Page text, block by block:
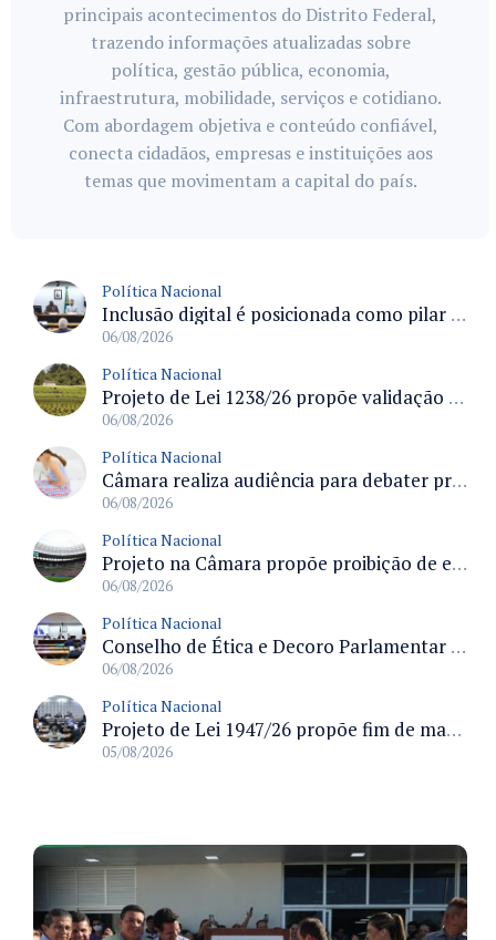
principais acontecimentos do Distrito Federal,
trazendo informações atualizadas sobre
política, gestão pública, economia,
infraestrutura, mobilidade, serviços e cotidiano.
Com abordagem objetiva e conteúdo confiável,
conecta cidadãos, empresas e instituições aos
temas que movimentam a capital do país.
Política Nacional
Inclusão digital é posicionada como pilar essencial da reurbanização de favelas e periferias
06/08/2026
Política Nacional
Projeto de Lei 1238/26 propõe validação automática do Cadastro Ambiental Rural para imóveis de até quatro módulos fiscais
06/08/2026
Política Nacional
Câmara realiza audiência para debater prevenção, diagnóstico e tratamento da endometriose na terça-feira às 16 horas
06/08/2026
Política Nacional
Projeto na Câmara propõe proibição de entrada em estádios para condenados por violência e devedores de pensão alimentícia
06/08/2026
Política Nacional
Conselho de Ética e Decoro Parlamentar analisa representações e oitivas agendadas para terça (11)
06/08/2026
Política Nacional
Projeto de Lei 1947/26 propõe fim de margens para cartão de crédito e consignado do INSS
05/08/2026